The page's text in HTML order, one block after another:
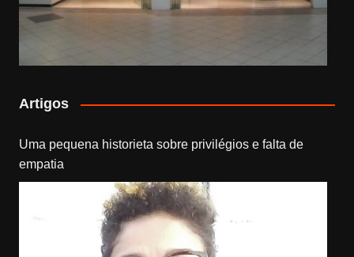
Artigos
Uma pequena historieta sobre privilégios e falta de
empatia